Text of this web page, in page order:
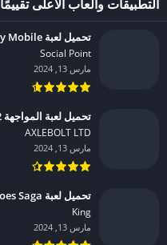
التطبيقات والعاب الأعلى تقييمًا
تحميل لعبة Dragon City Mobile مهكرة للاندرويد 2024
Social Point‏
مارس 13, 2024
تحميل لعبة المواجهة 2 مهكرة للاندرويد 2024
AXLEBOLT LTD‏
مارس 13, 2024
تحميل لعبة Farm Heroes Saga مهكرة للاندرويد 2024
King‏
مارس 13, 2024